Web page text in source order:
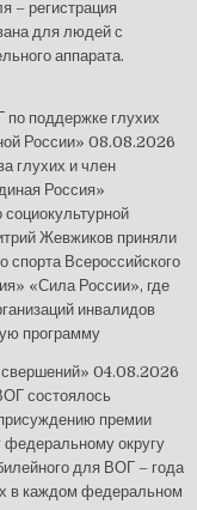
– регистрация
для людей с
аппарата.
поддержке глухих
России» 08.08.2026
глухих и член
Россия»
Жевжиков приняли
спорта Всероссийского
«Сила России», где
инвалидов
программу
04.08.2026
состоялось
премии
округу
для ВОГ – года
в каждом федеральном